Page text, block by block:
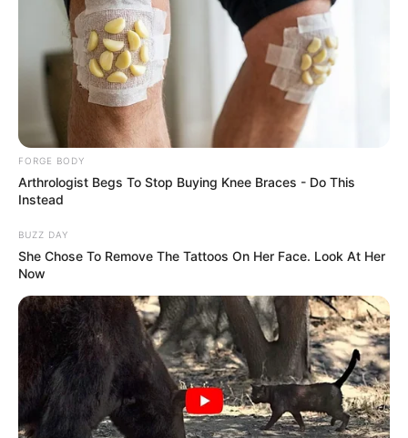
BRAINBERRIES
FORGE BODY
Arthrologist Begs To Stop Buying Knee Braces - Do This
Instead
BUZZ DAY
She Chose To Remove The Tattoos On Her Face. Look At Her
Now